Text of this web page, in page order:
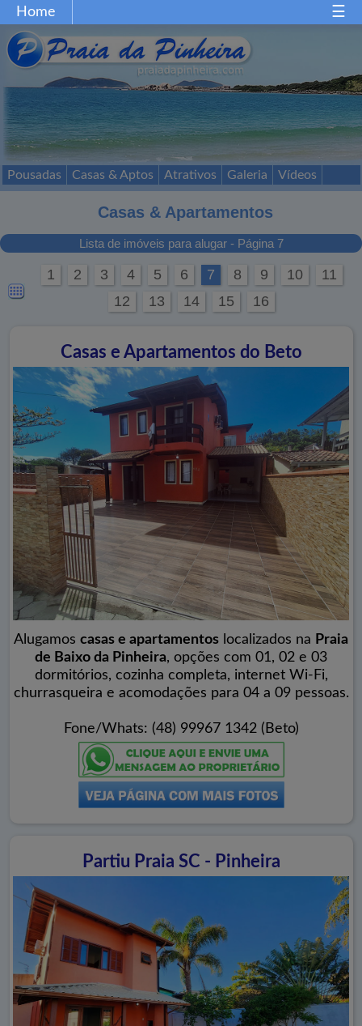
Home
Home Gastronomia
Esportes
Mapa Acessos
Pousadas Casas & Aptos Atrativos Galeria
Vídeos
Casas & Apartamentos
Lista de imóveis para alugar - Página 7
1 2 3 4 5 6 7 8 9 10
11
12
13 14 15 16
Casas e Apartamentos do Beto
Alugamos casas e apartamentos localizados na Praia
de Baixo da Pinheira, opções com 01, 02 e 03
dormitórios, cozinha completa, internet Wi-Fi,
churrasqueira e acomodações para 04 a 09 pessoas.
Fone/Whats: (48) 99967 1342 (Beto)
Partiu Praia SC - Pinheira